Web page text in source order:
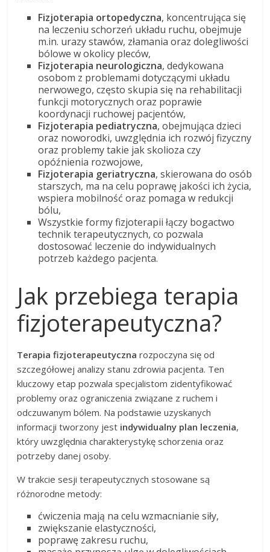
Fizjoterapia ortopedyczna, koncentrująca się
na leczeniu schorzeń układu ruchu, obejmuje
m.in. urazy stawów, złamania oraz dolegliwości
bólowe w okolicy pleców,
Fizjoterapia neurologiczna, dedykowana
osobom z problemami dotyczącymi układu
nerwowego, często skupia się na rehabilitacji
funkcji motorycznych oraz poprawie
koordynacji ruchowej pacjentów,
Fizjoterapia pediatryczna, obejmująca dzieci
oraz noworodki, uwzględnia ich rozwój fizyczny
oraz problemy takie jak skolioza czy
opóźnienia rozwojowe,
Fizjoterapia geriatryczna, skierowana do osób
starszych, ma na celu poprawę jakości ich życia,
wspiera mobilność oraz pomaga w redukcji
bólu,
Wszystkie formy fizjoterapii łączy bogactwo
technik terapeutycznych, co pozwala
dostosować leczenie do indywidualnych
potrzeb każdego pacjenta.
Jak przebiega terapia
fizjoterapeutyczna?
Terapia fizjoterapeutyczna rozpoczyna się od
szczegółowej analizy stanu zdrowia pacjenta. Ten
kluczowy etap pozwala specjalistom zidentyfikować
problemy oraz ograniczenia związane z ruchem i
odczuwanym bólem. Na podstawie uzyskanych
informacji tworzony jest indywidualny plan leczenia,
który uwzględnia charakterystykę schorzenia oraz
potrzeby danej osoby.
W trakcie sesji terapeutycznych stosowane są
różnorodne metody:
ćwiczenia mają na celu wzmacnianie siły,
zwiększanie elastyczności,
poprawę zakresu ruchu,